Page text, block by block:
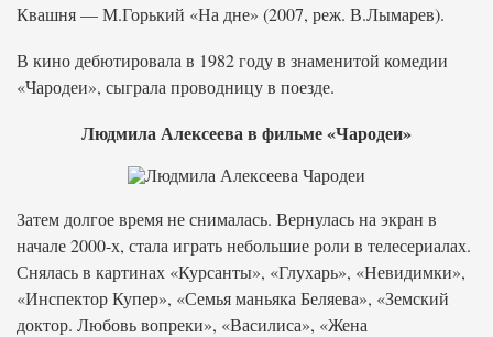
Квашня — М.Горький «На дне» (2007, реж. В.Лымарев).
В кино дебютировала в 1982 году в знаменитой комедии
«Чародеи», сыграла проводницу в поезде.
Людмила Алексеева в фильме «Чародеи»
Затем долгое время не снималась. Вернулась на экран в
начале 2000-х, стала играть небольшие роли в телесериалах.
Снялась в картинах «Курсанты», «Глухарь», «Невидимки»,
«Инспектор Купер», «Семья маньяка Беляева», «Земский
доктор. Любовь вопреки», «Василиса», «Жена